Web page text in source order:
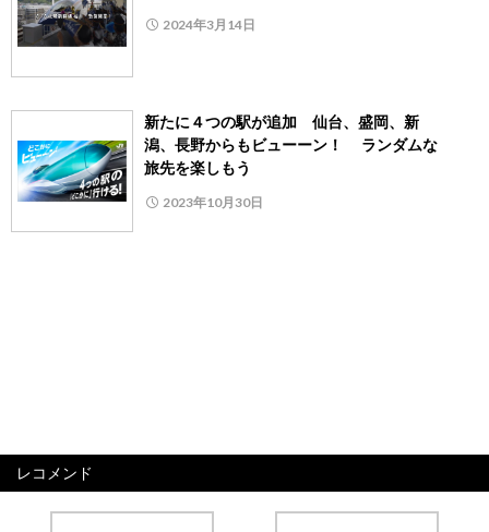
2024年3月14日
新たに４つの駅が追加 仙台、盛岡、新
潟、長野からもビューーン！ ランダムな
旅先を楽しもう
2023年10月30日
レコメンド